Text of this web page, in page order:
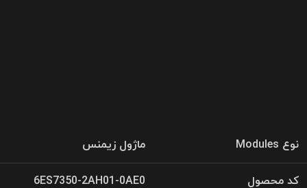
نوع Modules ماژول زیمنس
کد محصول 6ES7350-2AH01-0AE0